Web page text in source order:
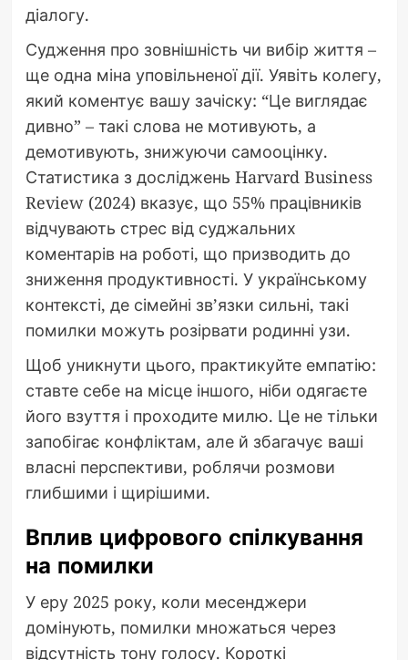
діалогу.
Судження про зовнішність чи вибір життя –
ще одна міна уповільненої дії. Уявіть колегу,
який коментує вашу зачіску: “Це виглядає
дивно” – такі слова не мотивують, а
демотивують, знижуючи самооцінку.
Статистика з досліджень Harvard Business
Review (2024) вказує, що 55% працівників
відчувають стрес від суджальних
коментарів на роботі, що призводить до
зниження продуктивності. У українському
контексті, де сімейні зв’язки сильні, такі
помилки можуть розірвати родинні узи.
Щоб уникнути цього, практикуйте емпатію:
ставте себе на місце іншого, ніби одягаєте
його взуття і проходите милю. Це не тільки
запобігає конфліктам, але й збагачує ваші
власні перспективи, роблячи розмови
глибшими і щирішими.
Вплив цифрового спілкування
на помилки
У еру 2025 року, коли месенджери
домінують, помилки множаться через
відсутність тону голосу. Короткі